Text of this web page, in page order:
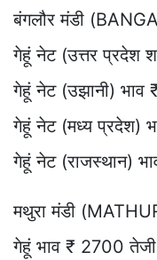
बंगलौर मंडी
गेहूं नेट (उत्तर प्रदेश
गेहूं नेट (उझानी)
गेहूं नेट (मध्य प्रदेश)
गेहूं नेट (राजस्थान)
मथुरा मंडी
गेहूं भाव ₹ 2700